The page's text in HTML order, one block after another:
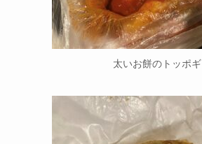
太いお餅のトッポギ